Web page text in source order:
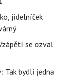
jídelníček
se ozval
Tak bydlí jedna